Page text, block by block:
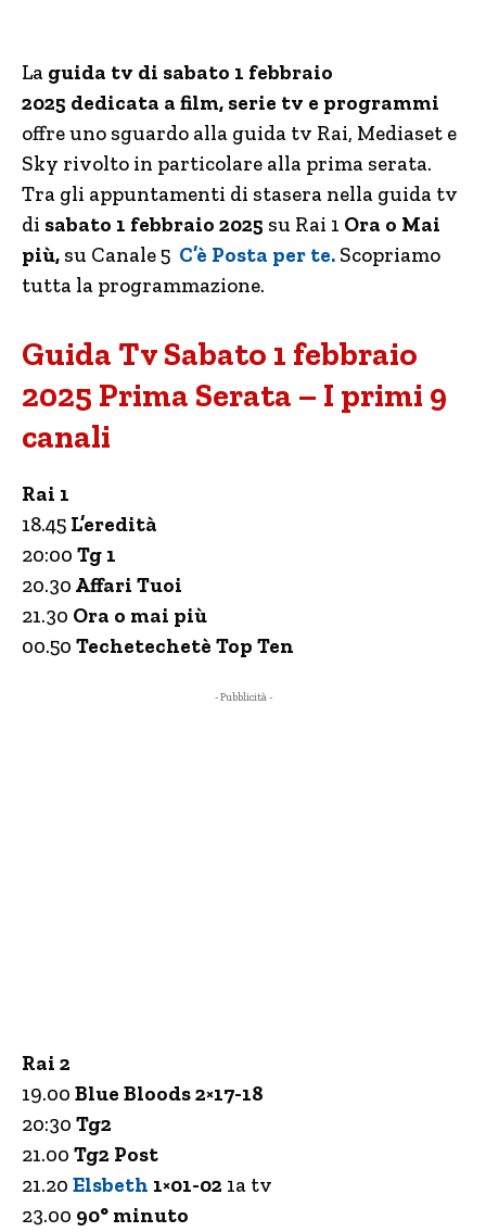
La guida tv di sabato 1 febbraio
2025 dedicata a film, serie tv e programmi
offre uno sguardo alla guida tv Rai, Mediaset e
Sky rivolto in particolare alla prima serata.
Tra gli appuntamenti di stasera nella guida tv
di sabato 1 febbraio 2025 su Rai 1 Ora o Mai
più, su Canale 5 C’è Posta per te. Scopriamo
tutta la programmazione.
Guida Tv Sabato 1 febbraio
2025 Prima Serata – I primi 9
canali
Rai 1
18.45 L’eredità
20:00 Tg 1
20.30 Affari Tuoi
21.30 Ora o mai più
00.50 Techetechetè Top Ten
- Pubblicità -
Rai 2
19.00 Blue Bloods 2×17-18
20:30 Tg2
21.00 Tg2 Post
21.20 Elsbeth 1×01-02 1a tv
23.00 90° minuto